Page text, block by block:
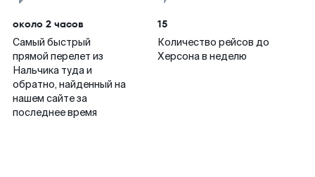
около 2 часов
Самый быстрый
прямой перелет из
Нальчика туда и
обратно, найденный на
нашем сайте за
последнее время
15
Количество рейсов до
Херсона в неделю